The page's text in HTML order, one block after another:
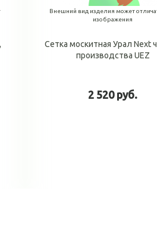
Внешний вид изделия может
изображения
Сетка москитная Урал Next
производства UEZ
2 520 руб.